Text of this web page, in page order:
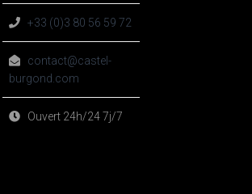
+33 (0)3 80 56 59 72
contact@castel-
burgond.com
Ouvert 24h/24 7j/7